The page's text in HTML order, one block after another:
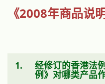
《2008年商品说
1. 经修订的香港法
例》对哪类产品